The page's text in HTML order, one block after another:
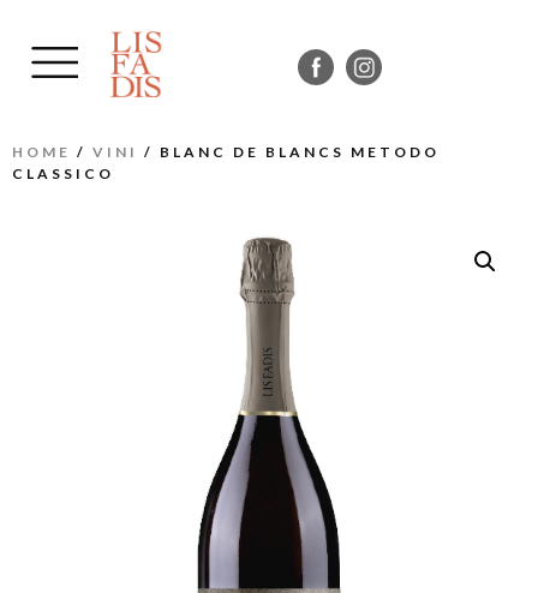
HOME / VINI / BLANC DE BLANCS METODO
CLASSICO